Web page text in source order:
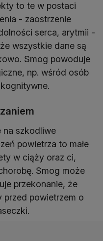
to te w postaci
- zaostrzenie
serca, arytmii -
wszystkie dane są
Smog powoduje
np. wśród osób
na szkodliwe
powietrza to małe
w ciąży oraz ci,
Smog może
przekonanie, że
przed powietrzem o